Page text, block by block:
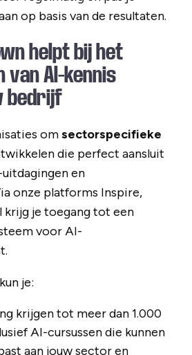
op basis van de resultaten.
helpt bij het
AI-kennis
bedrijf
omsectorspecifieke
die perfect aansluit
en
onze platforms Inspire,
krijg je toegang tot een
voor AI-
je:
krijgen tot meer dan 1.000
AI-cursussen die kunnen
aan jouw sector en